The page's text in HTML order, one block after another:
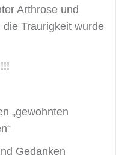
Arthrose und
Traurigkeit wurde
„gewohnten
Gedanken